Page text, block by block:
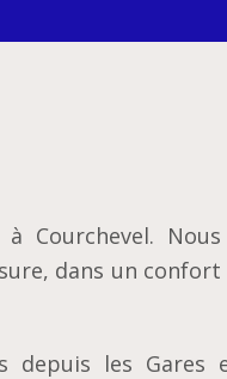
Courchevel. Nous
dans un confort
depuis les Gares